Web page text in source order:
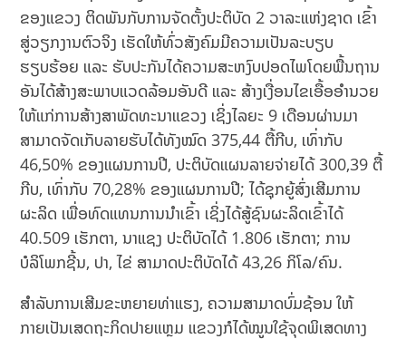
ຂອງແຂວງ ຕິດພັນກັບການຈັດຕັ້ງປະຕິບັດ 2 ວາລະແຫ່ງຊາດ ເຂົ້າ
ສູ່ວຽກງານຕົວຈິງ ເຮັດໃຫ້ທົ່ວສັງຄົມມີຄວາມເປັນລະບຽບ
ຮຽບຮ້ອຍ ແລະ ຮັບປະກັນໄດ້ຄວາມສະຫງົບປອດໄພໂດຍພື້ນຖານ
ອັນໄດ້ສ້າງສະພາບແວດລ້ອມອັນດີ ແລະ ສ້າງເງື່ອນໄຂເອື້ອອໍານວຍ
ໃຫ້ແກ່ການສ້າງສາພັດທະນາແຂວງ ເຊິ່ງໄລຍະ 9 ເດືອນຜ່ານມາ
ສາມາດຈັດເກັບລາຍຮັບໄດ້ທັງໝົດ 375,44 ຕື້ກີບ, ເທົ່າກັບ
46,50% ຂອງແຜນການປີ, ປະຕິບັດແຜນລາຍຈ່າຍໄດ້ 300,39 ຕື້
ກີບ, ເທົ່າກັບ 70,28% ຂອງແຜນການປີ; ໄດ້ຊຸກຍູ້ສົ່ງເສີມການ
ຜະລິດ ເພື່ອທົດແທນການນໍາເຂົ້າ ເຊິ່ງໄດ້ສູ້ຊົນຜະລິດເຂົ້າໄດ້
40.509 ເຮັກຕາ, ນາແຊງ ປະຕິບັດໄດ້ 1.806 ເຮັກຕາ; ການ
ບໍລິໂພກຊີ້ນ, ປາ, ໄຂ່ ສາມາດປະຕິບັດໄດ້ 43,26 ກິໂລ/ຄົນ.
ສໍາລັບການເສີມຂະຫຍາຍທ່າແຮງ, ຄວາມສາມາດບົ່ມຊ້ອນ ໃຫ້
ກາຍເປັນເສດຖະກິດປາຍແຫຼມ ແຂວງກໍໄດ້ໝູນໃຊ້ຈຸດພິເສດທາງ